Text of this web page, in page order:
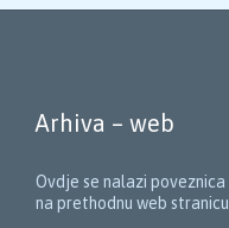
Arhiva – web
Ovdje se nalazi poveznica
na prethodnu web stranicu